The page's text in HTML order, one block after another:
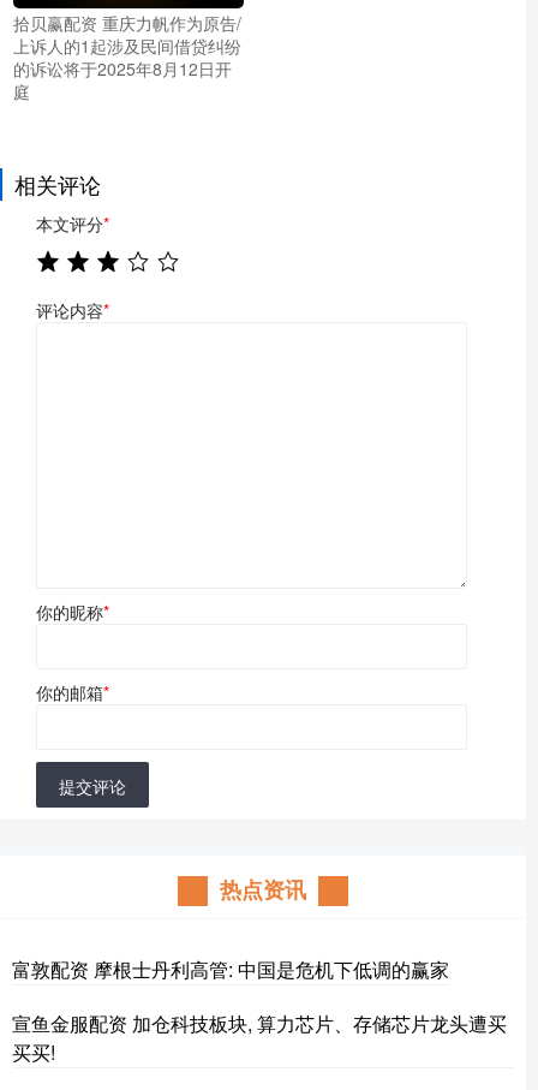
拾贝赢配资 重庆力帆作为原告/
上诉人的1起涉及民间借贷纠纷
的诉讼将于2025年8月12日开
庭
相关评论
本文评分*
评论内容*
你的昵称*
你的邮箱*
提交评论
热点资讯
富敦配资 摩根士丹利高管: 中国是危机下低调的赢家
宣鱼金服配资 加仓科技板块, 算力芯片、存储芯片龙头遭买
买买!